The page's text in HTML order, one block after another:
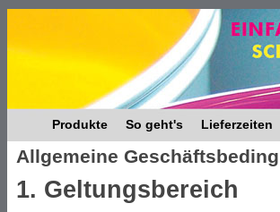
Produkte So geht's Lieferzeiten
Allgemeine
1. Geltungsbereich